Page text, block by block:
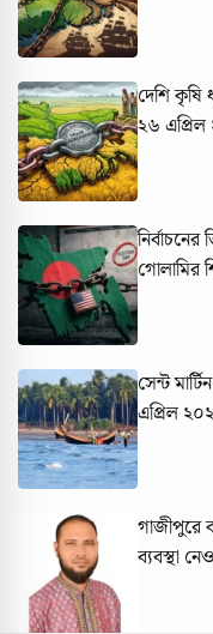
দেশি কৃষি
২৬
গোলামির
সেন্ট
এপ্রিল
গাজীপুরে
ব্যবস্থা